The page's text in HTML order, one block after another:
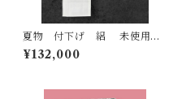
夏物 付下げ 絽 未使用
品 月白色の地に型染めの唐
花文様 作家物 しつけ糸
¥132,000